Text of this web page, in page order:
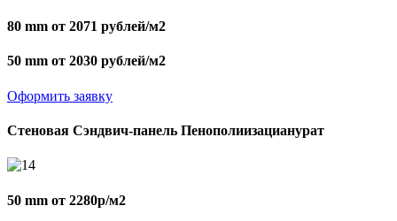
80 mm от 2071 рублей/м2
50 mm от 2030 рублей/м2
Оформить заявку
Стеновая Сэндвич-панель Пенополиизацианурат
50 mm от 2280р/м2